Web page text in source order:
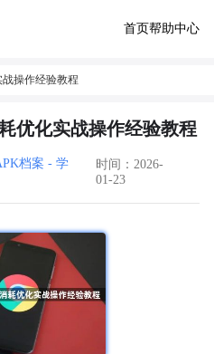
首页帮助中心
操作经验教程
优化实战操作经验教程
档案 - 学
时间：2026-
01-23